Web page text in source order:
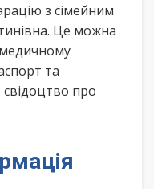
з сімейним
Це можна
та
свідоцтво про